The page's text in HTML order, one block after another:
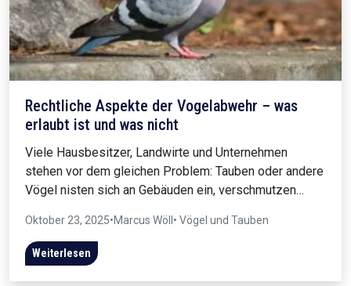
Rechtliche Aspekte der Vogelabwehr – was
erlaubt ist und was nicht
Viele Hausbesitzer, Landwirte und Unternehmen
stehen vor dem gleichen Problem: Tauben oder andere
Vögel nisten sich an Gebäuden ein, verschmutzen…
Oktober 23, 2025•Marcus Wöll • Vögel und Tauben
Weiterlesen